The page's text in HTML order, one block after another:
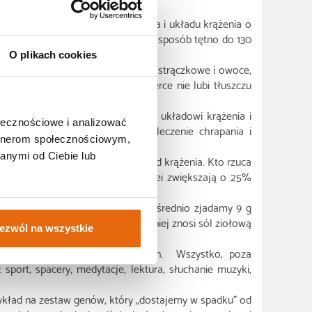
O plikach cookies
i analizować
społecznościowym,
od Ciebie lub
na wszystkie
ryzyko wystąpienia chorób serca i układu krążenia o
30 minut, przyspieszając w ten sposób tętno do 130
jadłospis o warzywa, rośliny strączkowe i owoce,
w ogóle nie je warzyw). Serce nie lubi tłuszczu
nieprzerywany sen sprzyja układowi krążenia i
Dlatego tak ważne stało się leczenie chrapania i
efekcie choroby serca.
negatywny wpływ na układ krążenia. Kto rzuca
nadużywające alkoholu z kolei zwiększają o 25%
5 gram soli dziennie (niestety, średnio zjadamy 9 g
i nerki. Nasze serce lepiej znosi sól ziołową
w dzisiejszych czasach. Wszystko, poza
spacery, medytacje, lektura, słuchanie muzyki,
na zestaw genów, który „dostajemy w spadku” od